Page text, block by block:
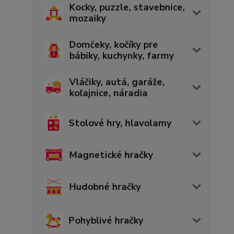
Kocky, puzzle, stavebnice,
mozaiky
Domčeky, kočíky pre
bábiky, kuchynky, farmy
Vláčiky, autá, garáže,
koľajnice, náradia
Stolové hry, hlavolamy
Magnetické hračky
Hudobné hračky
Pohyblivé hračky